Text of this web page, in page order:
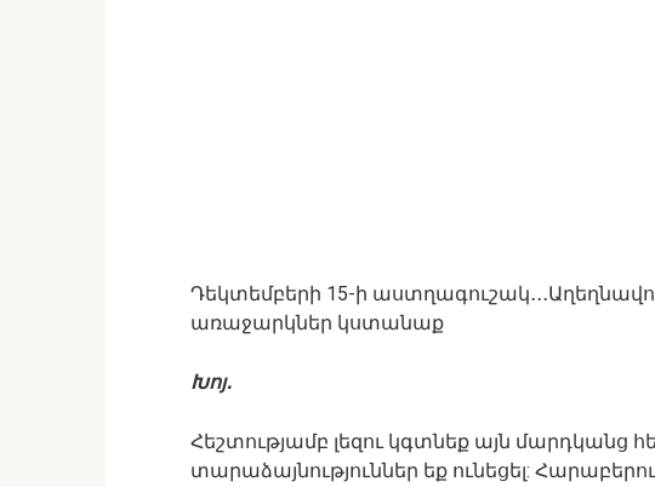
Դեկտեմբերի 15-ի
առաջարկներ կստանաք
Խոյ․
Հեշտությամբ լեզու կգտնեք այն մարդկանց
տարաձայնություններ եք ունեցել: